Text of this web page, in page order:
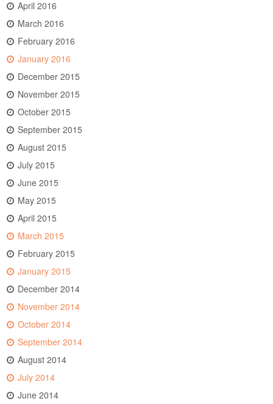
April 2016
March 2016
February 2016
January 2016
December 2015
November 2015
October 2015
September 2015
August 2015
July 2015
June 2015
May 2015
April 2015
March 2015
February 2015
January 2015
December 2014
November 2014
October 2014
September 2014
August 2014
July 2014
June 2014